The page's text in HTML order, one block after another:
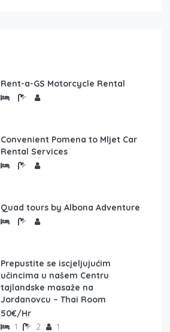
Rent-a-GS Motorcycle Rental
Convenient Pomena to Mljet Car
Rental Services
Quad tours by Albona Adventure
Prepustite se iscjeljujućim
učincima u našem Centru
tajlandske masaže na
Jordanovcu – Thai Room
50€/Hr
1 2 1